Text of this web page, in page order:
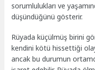
sorumlulukları ve
düşündüğünü gösterir.
Rüyada küçülmüş birini
kendini kötü hissettiği
ancak bu durumun